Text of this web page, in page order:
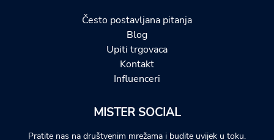
Često postavljana pitanja
Blog
Upiti trgovaca
Kontakt
Influenceri
MISTER SOCIAL
Pratite nas na društvenim mrežama i budite uvijek u toku.